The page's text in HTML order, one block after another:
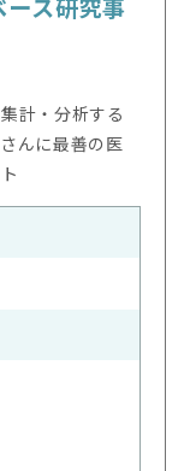
計・分析する
んに最善の医